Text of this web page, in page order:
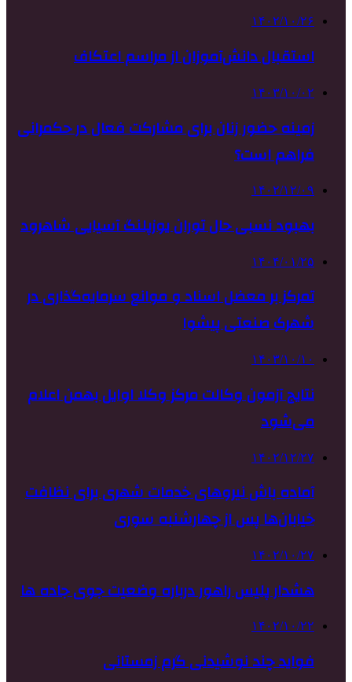
۱۴۰۲/۱۰/۲۶
استقبال دانش‌آموزان از مراسم اعتکاف
۱۴۰۳/۱۰/۰۲
زمینه حضور زنان برای مشارکت فعال در حکمرانی
فراهم است؟
۱۴۰۲/۱۲/۰۹
بهبود نسبی حال توران یوزپلنگ آسیایی شاهرود
۱۴۰۴/۰۱/۲۵
تمرکز بر معضل اسناد و موانع سرمایه‌گذاری در
شهرک صنعتی پیشوا
۱۴۰۳/۱۰/۱۰
نتایج آزمون وکالت مرکز وکلا اوایل بهمن اعلام
می‌شود
۱۴۰۲/۱۲/۲۷
آماده باش نیروهای خدمات شهری برای نظافت
خیابان‌ها پس از چهارشنبه سوری
۱۴۰۲/۱۰/۲۷
هشدار پلیس راهور درباره وضعیت جوی جاده ها
۱۴۰۲/۱۰/۲۲
فواید چند نوشیدنی گرم زمستانی